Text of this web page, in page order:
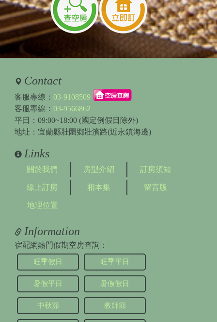
Contact
客服專線： 03-9108509
客服專線： 03-9566862
平日：09:00~18:00 (國定例假日除外)
地址：宜蘭縣壯圍鄉壯濱路(近永鎮海邊)
Links
關於我們 房型介紹 訂房須知
線上訂房 相本集 留言版
地理位置
Information
宿配網熱門假期空房查詢：
旺季假日 旺季平日
暑假平日 暑假假日
中秋節 教師節